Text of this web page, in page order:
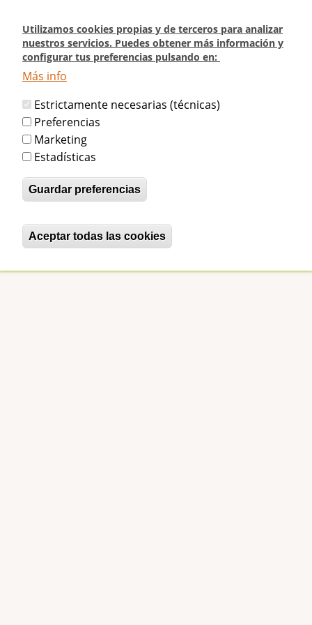
Utilizamos cookies propias y de terceros para analizar
nuestros servicios. Puedes obtener más información y
configurar tus preferencias pulsando en:
Más info
Estrictamente necesarias (técnicas)
Preferencias
Marketing
Estadísticas
Guardar preferencias
Aceptar todas las cookies
Revocar consentimiento
contenido
principal
Inicio Ni azules, ni colorados (DEIA - 13/03/2011)
Ni azules, ni colorados (DEIA -
13/03/2011)
betijaimadrid Lun, 14/03/2011 - 15:17
Ni azules, ni colorados (DEIA - 13/03/2011)